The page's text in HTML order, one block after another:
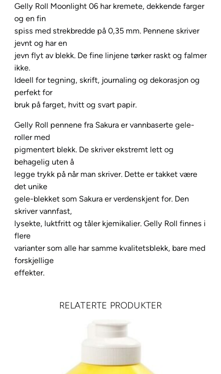
y
R
o
l
l
M
o
o
n
i
g
h
t
1
0
–
4
2
1
R
o
s
Gelly Roll Moonlight 06 har kremete, dekkende farger
og en fin
spiss med strekbredde på 0,35 mm. Pennene skriver
jevnt og har en
jevn flyt av blekk. De fine linjene tørker raskt og falmer
ikke.
Ideell for tegning, skrift, journaling og dekorasjon og
perfekt for
bruk på farget, hvitt og svart papir.
Gelly Roll pennene fra Sakura er vannbaserte gele-
roller med
pigmentert blekk. De skriver ekstremt lett og
behagelig uten å
legge trykk på når man skriver. Dette er takket være
det unike
gele-blekket som Sakura er verdenskjent for. Den
skriver vannfast,
lysekte, luktfritt og tåler kjemikalier. Gelly Roll finnes i
flere
varianter som alle har samme kvalitetsblekk, bare med
forskjellige
effekter.
RELATERTE PRODUKTER